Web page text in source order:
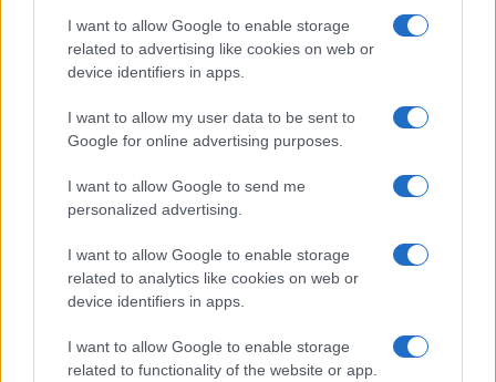
I want to allow Google to enable storage
related to advertising like cookies on web or
device identifiers in apps.
I want to allow my user data to be sent to
Google for online advertising purposes.
I want to allow Google to send me
personalized advertising.
I want to allow Google to enable storage
related to analytics like cookies on web or
device identifiers in apps.
I want to allow Google to enable storage
related to functionality of the website or app.
Continua a leggere